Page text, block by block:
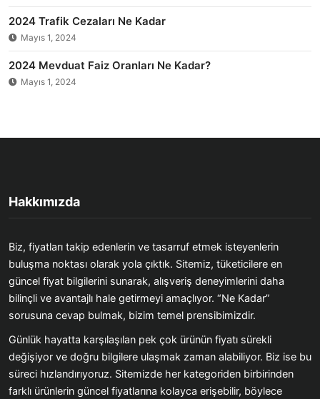
2024 Trafik Cezaları Ne Kadar
Mayıs 1, 2024
2024 Mevduat Faiz Oranları Ne Kadar?
Mayıs 1, 2024
Hakkımızda
Biz, fiyatları takip edenlerin ve tasarruf etmek isteyenlerin
buluşma noktası olarak yola çıktık. Sitemiz, tüketicilere en
güncel fiyat bilgilerini sunarak, alışveriş deneyimlerini daha
bilinçli ve avantajlı hale getirmeyi amaçlıyor. “Ne Kadar”
sorusuna cevap bulmak, bizim temel prensibimizdir.
Günlük hayatta karşılaşılan pek çok ürünün fiyatı sürekli
değişiyor ve doğru bilgilere ulaşmak zaman alabiliyor. Biz ise bu
süreci hızlandırıyoruz. Sitemizde her kategoriden birbirinden
farklı ürünlerin güncel fiyatlarına kolayca erişebilir, böylece